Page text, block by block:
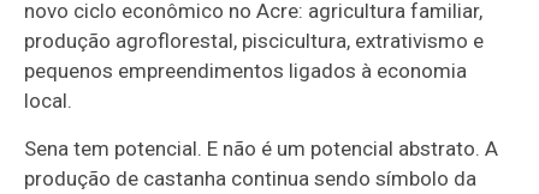
novo ciclo econômico no Acre: agricultura familiar,
produção agroflorestal, piscicultura, extrativismo e
pequenos empreendimentos ligados à economia
local.
Sena tem potencial. E não é um potencial abstrato. A
produção de castanha continua sendo símbolo da